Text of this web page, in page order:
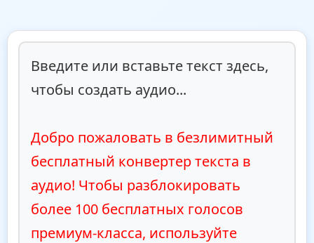
Введите или вставьте текст здесь,
чтобы создать аудио...
Добро пожаловать в безлимитный
бесплатный конвертер текста в
аудио! Чтобы разблокировать
более 100 бесплатных голосов
премиум-класса, используйте